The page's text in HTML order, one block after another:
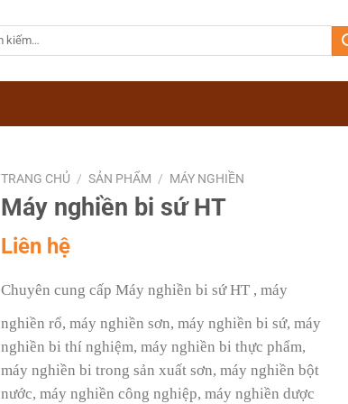
TRANG CHỦ / SẢN PHẨM / MÁY NGHIỀN
Máy nghiền bi sứ HT
Liên hệ
Chuyên cung cấp Máy nghiền bi sứ HT , máy
nghiền rổ, máy nghiền sơn, máy nghiền bi sứ, máy
nghiền bi thí nghiệm, máy nghiền bi thực phẩm,
máy nghiền bi trong sản xuất sơn, máy nghiền bột
nước, máy nghiền công nghiệp, máy nghiền dược